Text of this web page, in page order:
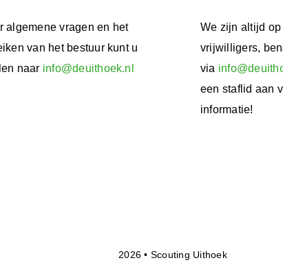
algemene vragen en het
van het bestuur kunt u
naar info@deuithoek.nl
We zijn altijd
vrijwilligers,
via
een staflid aan
informatie!
2026 • Scouting Uithoek